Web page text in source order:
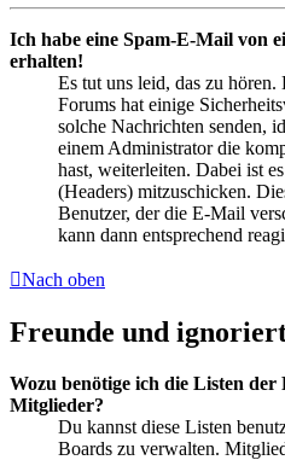
Ich habe eine Spam-E-Mail von
erhalten!
Es tut uns leid, das zu
Forums hat einige
solche Nachrichten senden,
einem Administrator die
hast, weiterleiten. Dabei ist
(Headers) mitzuschicken.
Benutzer, der die E-Mail
kann dann entsprechend
Nach oben
Freunde und
Wozu benötige ich die Listen
Mitglieder?
Du kannst diese Listen
Boards zu verwalten.